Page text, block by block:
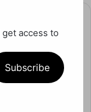
रही थी
access to
Subscribe